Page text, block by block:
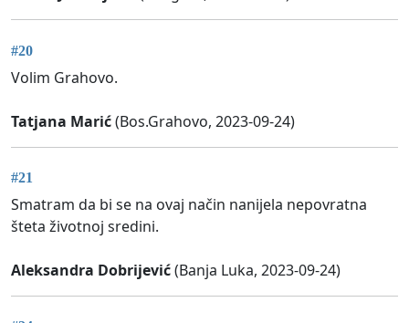
#20
Volim Grahovo.
Tatjana Marić(Bos.Grahovo, 2023-09-24)
#21
Smatram da bi se na ovaj način nanijela nepovratna
šteta životnoj sredini.
Aleksandra Dobrijević(Banja Luka, 2023-09-24)